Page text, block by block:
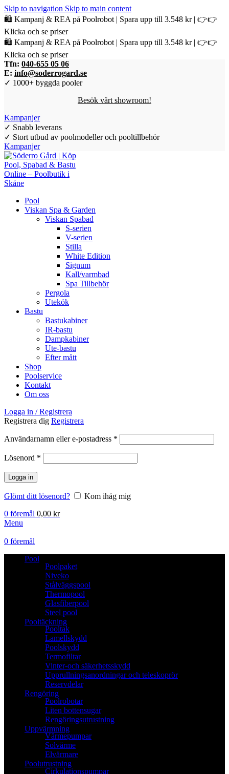
Skip to navigation Skip to main content
🛍️ Kampanj & REA på Poolrobot | Spara upp till 3.548 kr | 👉👉
Klicka och se priser
🛍️ Kampanj & REA på Poolrobot | Spara upp till 3.548 kr | 👉👉
Klicka och se priser
Tfn: 040-655 05 06
E: info@soderrogard.se
✓ 1000+ byggda pooler
Besök vårt showroom!
Kampanjer
✓ Snabb leverans
✓ Stort utbud av poolmodeller och pooltillbehör
Kampanjer
Pool
Viskan Spa & Garden
Viskan Spabad
S-serien
V-serien
Stilla
White Edition
Signum
Kall/varmbad
Spa Tillbehör
Pergola
Utekök
Bastu
Bastukabiner
IR-bastu
Dampkabiner
Ute-bastu
Efter mått
Shop
Poolservice
Kontakt
Om oss
Logga in / Registrera
Registrera dig Registrera
Användarnamn eller e-postadress *
Lösenord *
Logga in
Glömt ditt lösenord?
Kom ihåg mig
0 föremål 0,00 kr
Menu
0 föremål
Pool
Poolpaket
Niveko
Stålväggspool
Thermopool
Glasfiberpool
Steel pool
Pooltäckning
Pooltak
Lamellskydd
Poolskydd
Termofiltar
Vinter-och säkerhetsskydd
Upprullningsanordningar och teleskoprör
Reservdelar
Rengöring
Poolrobotar
Liten bottensugar
Rengöringsutrustning
Uppvärmning
Värmepumpar
Solvärme
Elvärmare
Poolutrustning
Cirkulationspumpar